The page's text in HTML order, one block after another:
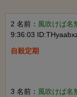
2 名前： 風吹けば名
9:36:03
自殺定期
3 名前： 風吹けば名